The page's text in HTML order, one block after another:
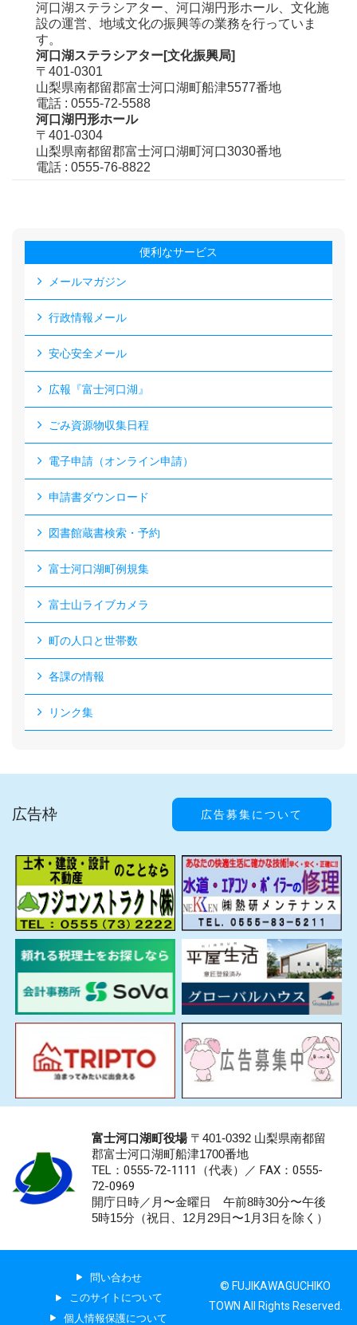
河口湖ステラシアター、河口湖円形ホール、文化施
設の運営、地域文化の振興等の業務を行っていま
す。
河口湖ステラシアター[文化振興局]
〒401-0301
山梨県南都留郡富士河口湖町船津5577番地
電話 : 0555-72-5588
河口湖円形ホール
〒401-0304
山梨県南都留郡富士河口湖町河口3030番地
電話 : 0555-76-8822
便利なサービス
メールマガジン
行政情報メール
安心安全メール
広報『富士河口湖』
ごみ資源物収集日程
電子申請（オンライン申請）
申請書ダウンロード
図書館蔵書検索・予約
富士河口湖町例規集
富士山ライブカメラ
町の人口と世帯数
各課の情報
リンク集
広告枠 広告募集について
富士河口湖町役場〒401-0392 山梨県南都留
郡富士河口湖町船津1700番地
TEL：0555-72-1111 （代表）／ FAX：0555-
72-0969
開庁日時／月〜金曜日 午前8時30分〜午後
5時15分（祝日、12月29日〜1月3日を除く）
問い合わせ
このサイトについて
個人情報保護について
© FUJIKAWAGUCHIKO
TOWN All Rights Reserved.